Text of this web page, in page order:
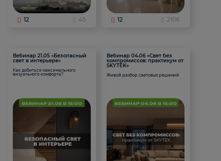
12 45 12 2106
Вебинар 21.05 «Безопасный
свет в интерьере»
Как добиться максимального
визуального комфорта?
Вебинар 04.06 «Свет без
компромиссов: практикум от
SKYTEK»
Живой разбор световых решений